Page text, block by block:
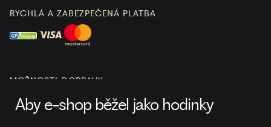
RYCHLÁ A ZABEZPEČENÁ PLATBA
MOŽNOSTI DOPRAVY
Aby e-shop běžel jako hodinky